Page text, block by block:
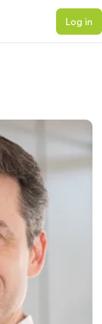
Log in